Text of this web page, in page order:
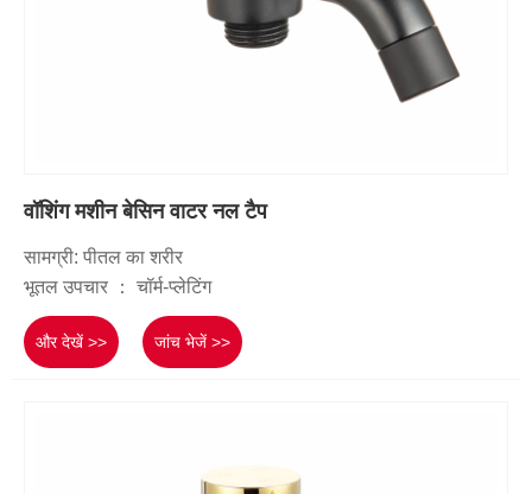
वॉशिंग मशीन बेसिन वाटर नल टैप
सामग्री: पीतल का शरीर
भूतल उपचार ： चॉर्म-प्लेटिंग
और देखें >> जांच भेजें >>